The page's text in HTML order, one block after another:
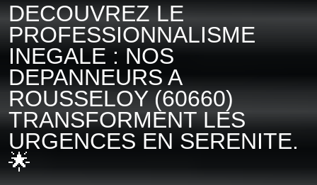
DECOUVREZ LE
PROFESSIONNALISME
INEGALE : NOS
DEPANNEURS A
ROUSSELOY (60660)
TRANSFORMENT LES
URGENCES EN SERENITE.
🌟